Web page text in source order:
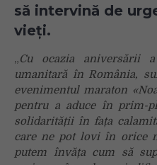
să intervină de
vieți.
„Cu ocazia aniversării
umanitară în România,
evenimentul maraton
pentru a aduce în prim-
solidarității în fața
care ne pot lovi în orice
putem învăța cum să